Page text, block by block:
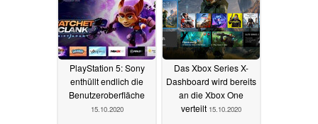
PlayStation 5: Sony
enthüllt endlich die
Benutzeroberfläche
15.10.2020
Das Xbox Series X-
Dashboard wird bereits
an die Xbox One
verteilt 15.10.2020